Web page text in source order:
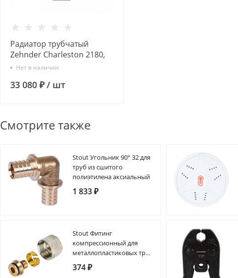
Радиатор трубчатый
Zehnder Charleston 2180,
08 сек. 1/2 бок.подк.
Нет в наличии
33 080 ₽/ шт
Смотрите также
Stout Угольник 90° 32 для
труб из сшитого
полиэтилена аксиальный
1 833 ₽
Stout Фитинг
компрессионный для
металлопластиковых труб
16 х 2.0 х 3/4"EK
374 ₽